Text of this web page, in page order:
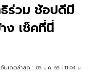
ร่วม ช้อปดีมี
ง เช็คที่นี่
อัปเดตล่าสุด : 05 ม.ค. 65 | 11:04 น.